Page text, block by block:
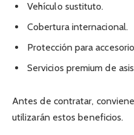
Vehículo sustituto.
Cobertura internacional.
Protección para
Servicios premium de
Antes de contratar,
utilizarán estos beneficios.